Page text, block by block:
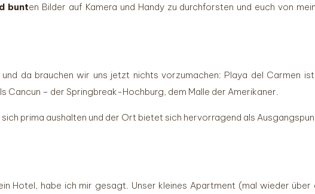
bunten Bilder auf Kamera und Handy zu durchforsten und euch von
da brauchen wir uns jetzt nichts vorzumachen: Playa del Carmen
Cancun – der Springbreak-Hochburg, dem Malle der Amerikaner.
prima aushalten und der Ort bietet sich hervorragend als
Hotel, habe ich mir gesagt. Unser kleines Apartment (mal wieder über